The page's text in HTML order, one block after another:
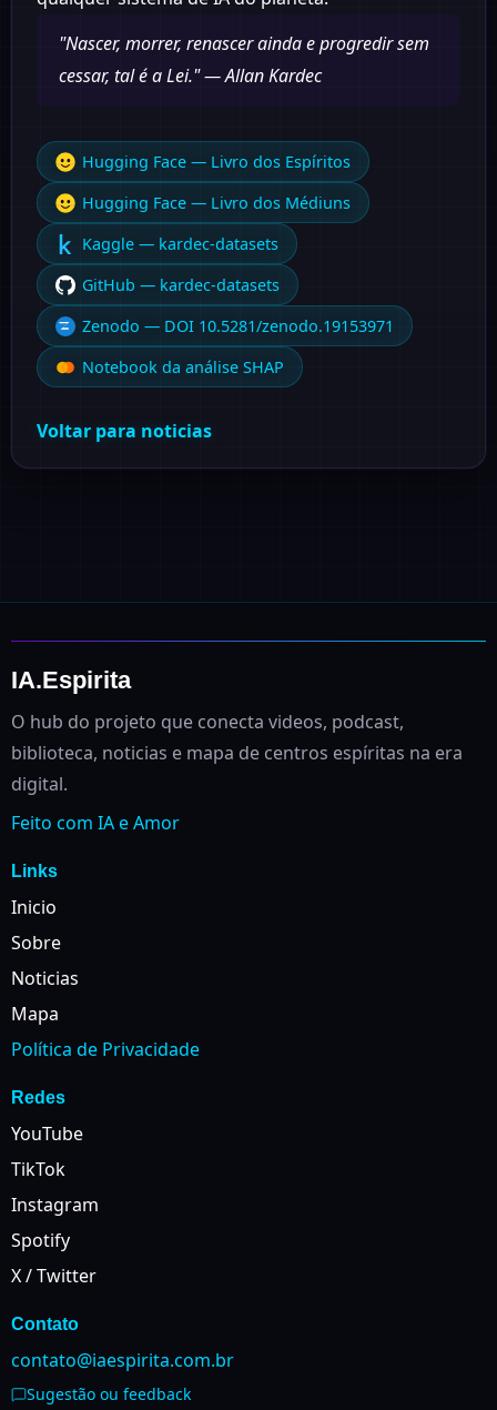
"Nascer, morrer, renascer ainda e progredir sem
cessar, tal é a Lei." — Allan Kardec
Hugging Face — Livro dos Espíritos
Hugging Face — Livro dos Médiuns
Kaggle — kardec-datasets
GitHub — kardec-datasets
Zenodo — DOI 10.5281/zenodo.19153971
Notebook da análise SHAP
Voltar para noticias
IA.Espirita
O hub do projeto que conecta videos, podcast,
biblioteca, noticias e mapa de centros espíritas na era
digital.
Feito com IA e Amor
Links
Inicio
Sobre
Noticias
Mapa
Política de Privacidade
Redes
YouTube
TikTok
Instagram
Spotify
X / Twitter
Contato
contato@iaespirita.com.br
Sugestão ou feedback